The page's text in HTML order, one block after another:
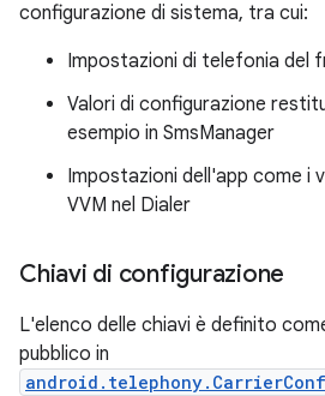
configurazione di sistema, tra cui:
Impostazioni di telefonia del
Valori di configurazione
esempio in SmsManager
Impostazioni dell'app come i
VVM nel Dialer
Chiavi di configurazione
L'elenco delle chiavi è definito
pubblico in